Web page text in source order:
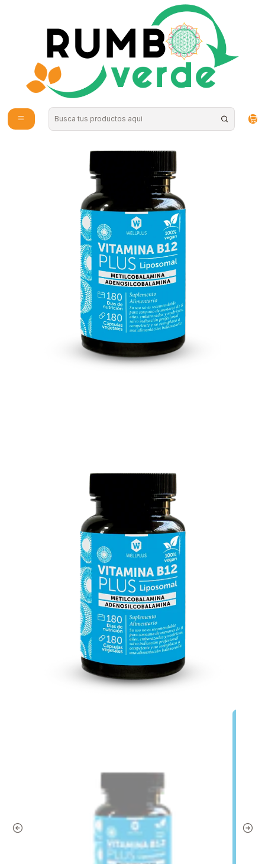
Envío gratis por compras sobre los 59.990 en la provincia de Santiago
Inmunidad
Vitamina B12 Plus Liposomal 180 caps Wellplus